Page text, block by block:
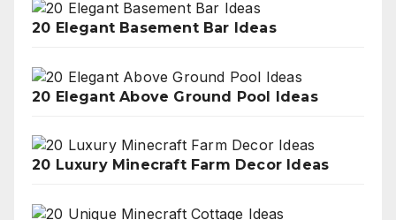
20 Elegant Basement Bar Ideas
20 Elegant Above Ground Pool Ideas
20 Luxury Minecraft Farm Decor Ideas